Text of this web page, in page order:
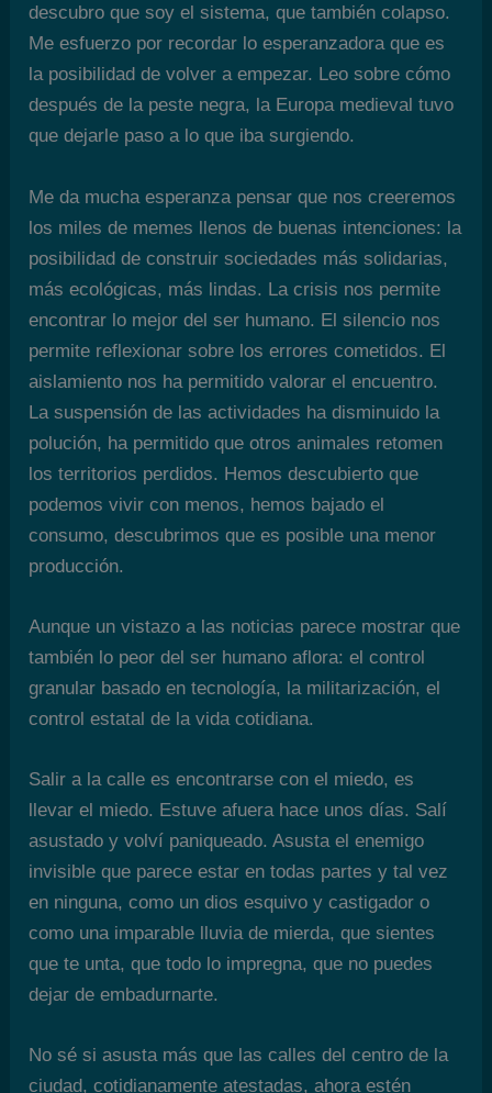
descubro que soy el sistema, que también colapso.
Me esfuerzo por recordar lo esperanzadora que es
la posibilidad de volver a empezar. Leo sobre cómo
después de la peste negra, la Europa medieval tuvo
que dejarle paso a lo que iba surgiendo.
Me da mucha esperanza pensar que nos creeremos
los miles de memes llenos de buenas intenciones: la
posibilidad de construir sociedades más solidarias,
más ecológicas, más lindas. La crisis nos permite
encontrar lo mejor del ser humano. El silencio nos
permite reflexionar sobre los errores cometidos. El
aislamiento nos ha permitido valorar el encuentro.
La suspensión de las actividades ha disminuido la
polución, ha permitido que otros animales retomen
los territorios perdidos. Hemos descubierto que
podemos vivir con menos, hemos bajado el
consumo, descubrimos que es posible una menor
producción.
Aunque un vistazo a las noticias parece mostrar que
también lo peor del ser humano aflora: el control
granular basado en tecnología, la militarización, el
control estatal de la vida cotidiana.
Salir a la calle es encontrarse con el miedo, es
llevar el miedo. Estuve afuera hace unos días. Salí
asustado y volví paniqueado. Asusta el enemigo
invisible que parece estar en todas partes y tal vez
en ninguna, como un dios esquivo y castigador o
como una imparable lluvia de mierda, que sientes
que te unta, que todo lo impregna, que no puedes
dejar de embadurnarte.
No sé si asusta más que las calles del centro de la
ciudad, cotidianamente atestadas, ahora estén